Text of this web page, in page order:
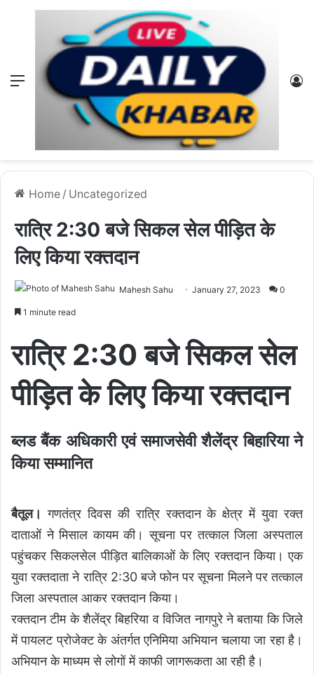
Menu
Home / Uncategorized
रात्रि 2:30 बजे सिकल सेल पीड़ित के
लिए किया रक्तदान
Mahesh Sahu January 27, 2023 0
1 minute read
रात्रि 2:30 बजे सिकल सेल
पीड़ित के लिए किया रक्तदान
ब्लड बैंक अधिकारी एवं समाजसेवी शैलेंद्र बिहारिया ने
किया सम्मानित
बैतूल। गणतंत्र दिवस की रात्रि रक्तदान के क्षेत्र में युवा रक्त
दाताओं ने मिसाल कायम की। सूचना पर तत्काल जिला अस्पताल
पहुंचकर सिकलसेल पीड़ित बालिकाओं के लिए रक्तदान किया। एक
युवा रक्तदाता ने रात्रि 2:30 बजे फोन पर सूचना मिलने पर तत्काल
जिला अस्पताल आकर रक्तदान किया।
रक्तदान टीम के शैलेंद्र बिहरिया व विजित नागपुरे ने बताया कि जिले
में पायलट प्रोजेक्ट के अंतर्गत एनिमिया अभियान चलाया जा रहा है।
अभियान के माध्यम से लोगों में काफी जागरूकता आ रही है।